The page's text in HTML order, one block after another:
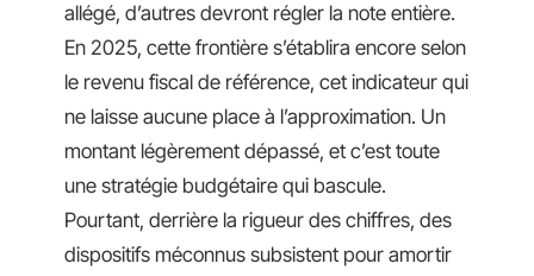
allégé, d’autres devront régler la note entière.
En 2025, cette frontière s’établira encore selon
le revenu fiscal de référence, cet indicateur qui
ne laisse aucune place à l’approximation. Un
montant légèrement dépassé, et c’est toute
une stratégie budgétaire qui bascule.
Pourtant, derrière la rigueur des chiffres, des
dispositifs méconnus subsistent pour amortir